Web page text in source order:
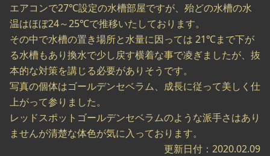
エアコンで27℃設定の水槽部屋ですが、殆どの水槽の水
温はほぼ24～25℃で推移いたしております。
その中で水槽の置き場所と水量に因っては 21℃まで下が
る水槽もあり換水で少し戻す横着な事で凌ぎましたが、抜
本的な対策を講じる必要がありそうです。
写真の個体はゴールデンセベラム、成長に従って美しく仕
上がって参りました。
レッドスポットゴールデンセベラムのような派手さはあり
ませんが清楚な体色が気に入っております。
更新日付：2020.02.09